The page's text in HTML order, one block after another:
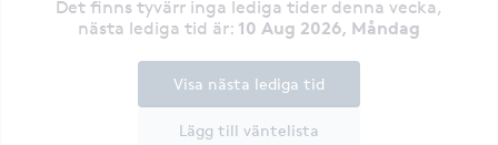
Det finns tyvärr inga lediga tider denna vecka,
nästa lediga tid är: 10 Aug 2026, Måndag
Lägg till väntelista
Visa nästa lediga tid